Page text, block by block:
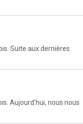
Suite aux dernières
Aujourd’hui, nous nous